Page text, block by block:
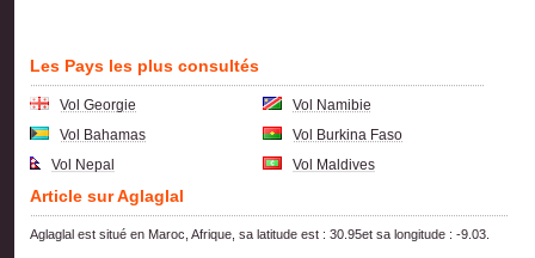
Les Pays les plus consultés
Vol Georgie
Vol Namibie
Vol Bahamas
Vol Burkina Faso
Vol Nepal
Vol Maldives
Article sur Aglaglal
Aglaglal est situé en Maroc, Afrique, sa latitude est : 30.95et sa longitude : -9.03.